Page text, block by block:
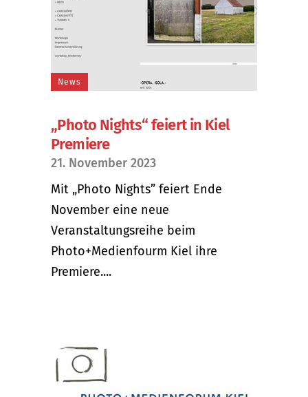
News
„Photo Nights“ feiert in Kiel
Premiere
21. November 2023
Mit „Photo Nights” feiert Ende
November eine neue
Veranstaltungsreihe beim
Photo+Medienfourm Kiel ihre
Premiere....